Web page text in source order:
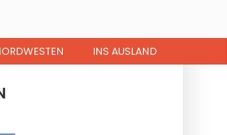
INS AUSLAND
HAUTS-DE-FRANCE